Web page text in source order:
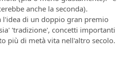
anche la seconda).
l'idea di un doppio gran premio
'tradizione', concetti importanti
più di metà vita nell'altro secolo.